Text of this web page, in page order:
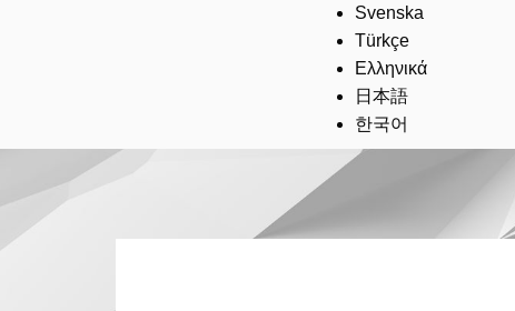
Svenska
Türkçe
Ελληνικά
日本語
한국어